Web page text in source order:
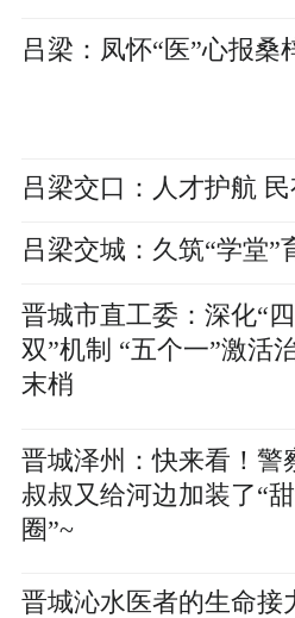
吕梁：凤怀“医”心报桑
吕梁交口：人才护航 民
吕梁交城：久筑“学堂”
晋城市直工委：深化“四
双”机制 “五个一”激活
末梢
晋城泽州：快来看！警
叔叔又给河边加装了“
圈”~
晋城沁水医者的生命接